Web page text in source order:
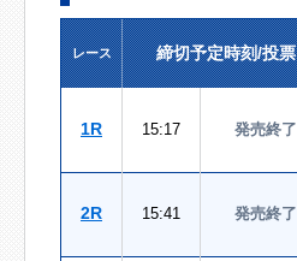
レース
締切予定時刻/投票
1R 15:17 発売終了
2R 15:41 発売終了